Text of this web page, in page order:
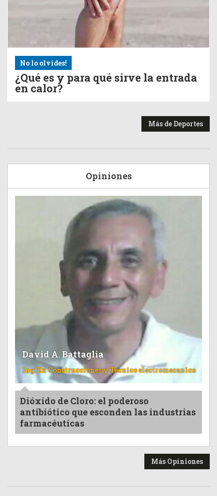
No lo olvides!
¿Qué es y para qué sirve la entrada
en calor?
Más de Deportes
Opiniones
David A. Battaglia
Ing. En Construcciones y Tecnico electromecanico
Dióxido de Cloro: el poderoso
antibiótico que esconden las industrias
farmacéuticas
Más Opiniones